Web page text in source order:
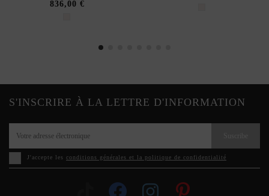
836,00 €
S'INSCRIRE À LA LETTRE D'INFORMATION
J'accepte les conditions générales et la politique de confidentialité